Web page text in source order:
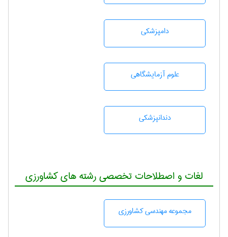
دامپزشكی
علوم آزمايشگاهی
دندانپزشكی
لغات و اصطلاحات تخصصی رشته های کشاورزی
مجموعه مهندسی كشاورزی